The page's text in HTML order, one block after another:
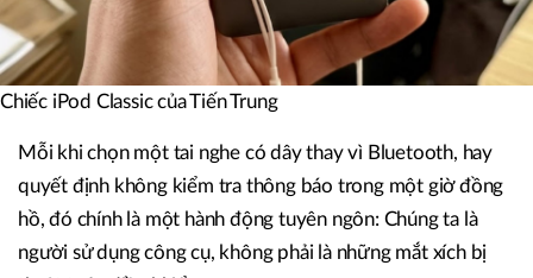
Chiếc iPod Classic của Tiến Trung
Mỗi khi chọn một tai nghe có dây thay vì Bluetooth, hay
quyết định không kiểm tra thông báo trong một giờ đồng
hồ, đó chính là một hành động tuyên ngôn: Chúng ta là
người sử dụng công cụ, không phải là những mắt xích bị